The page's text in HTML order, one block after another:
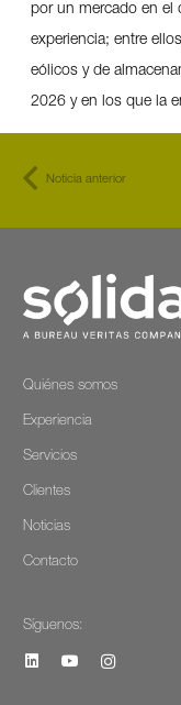
por un mercado en el
experiencia; entre
eólicos y de
2026 y en los que la
Noticia anterior
Quiénes somos
Experiencia
Servicios
Clientes
Noticias
Contacto
Síguenos: